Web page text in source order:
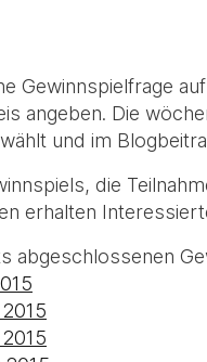
Gewinnspielfrage
angeben. Die
und im
die
erhalten
abgeschlossenen